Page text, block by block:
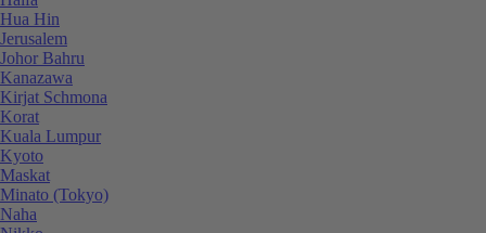
Hua Hin
Jerusalem
Johor Bahru
Kanazawa
Kirjat Schmona
Korat
Kuala Lumpur
Kyoto
Maskat
Minato (Tokyo)
Naha